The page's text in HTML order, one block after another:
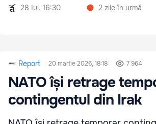
28 Iul. 16:30
2 zile în urmă
Report 20 martie 2026, 18:18 7 964
NATO își retrage
contingentul din Irak